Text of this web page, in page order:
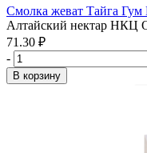
Смолка жеват Тайга
Алтайский нектар
71.30 ₽
-
В корзину